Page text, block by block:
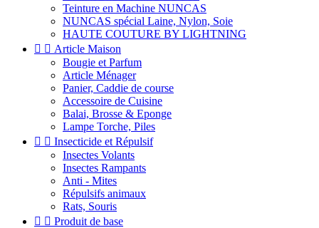
Teinture en Machine NUNCAS
NUNCAS spécial Laine, Nylon, Soie
HAUTE COUTURE BY LIGHTNING
  Article Maison
Bougie et Parfum
Article Ménager
Panier, Caddie de course
Accessoire de Cuisine
Balai, Brosse & Eponge
Lampe Torche, Piles
  Insecticide et Répulsif
Insectes Volants
Insectes Rampants
Anti - Mites
Répulsifs animaux
Rats, Souris
  Produit de base